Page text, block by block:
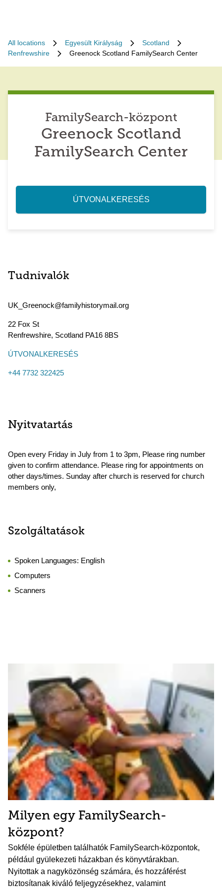
All locations Egyesült Királyság
Scotland
Renfrewshire
Greenock Scotland FamilySearch Center
FamilySearch-központ
Greenock Scotland
FamilySearch Center
ÚTVONALKERESÉS
Tudnivalók
UK_Greenock@familyhistorymail.org
22 Fox St
Renfrewshire, Scotland PA16 8BS
ÚTVONALKERESÉS
+44 7732 322425
Nyitvatartás
Open every Friday in July from 1 to 3pm, Please ring number
given to confirm attendance. Please ring for appointments on
other days/times. Sunday after church is reserved for church
members only,
Szolgáltatások
Spoken Languages: English
Computers
Scanners
Milyen egy FamilySearch-
központ?
Sokféle épületben találhatók FamilySearch-központok,
például gyülekezeti házakban és könyvtárakban.
Nyitottak a nagyközönség számára, és hozzáférést
biztosítanak kiváló feljegyzésekhez, valamint